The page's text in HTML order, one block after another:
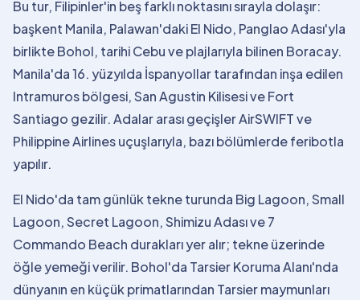
Bu tur, Filipinler'in beş farklı noktasını sırayla dolaşır:
başkent Manila, Palawan'daki El Nido, Panglao Adası'yla
birlikte Bohol, tarihi Cebu ve plajlarıyla bilinen Boracay.
Manila'da 16. yüzyılda İspanyollar tarafından inşa edilen
Intramuros bölgesi, San Agustin Kilisesi ve Fort
Santiago gezilir. Adalar arası geçişler AirSWIFT ve
Philippine Airlines uçuşlarıyla, bazı bölümlerde feribotla
yapılır.
El Nido'da tam günlük tekne turunda Big Lagoon, Small
Lagoon, Secret Lagoon, Shimizu Adası ve 7
Commando Beach durakları yer alır; tekne üzerinde
öğle yemeği verilir. Bohol'da Tarsier Koruma Alanı'nda
dünyanın en küçük primatlarından Tarsier maymunları